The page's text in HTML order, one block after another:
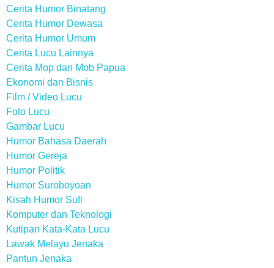
Cerita Humor Binatang
Cerita Humor Dewasa
Cerita Humor Umum
Cerita Lucu Lainnya
Cerita Mop dan Mob Papua
Ekonomi dan Bisnis
Film / Video Lucu
Foto Lucu
Gambar Lucu
Humor Bahasa Daerah
Humor Gereja
Humor Politik
Humor Suroboyoan
Kisah Humor Sufi
Komputer dan Teknologi
Kutipan Kata-Kata Lucu
Lawak Melayu Jenaka
Pantun Jenaka